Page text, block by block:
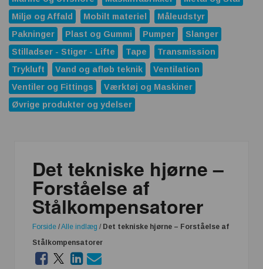
Miljø og Affald
Mobilt materiel
Måleudstyr
Pakninger
Plast og Gummi Pumper
Slanger
Stilladser - Stiger - Lifte
Tape
Transmission
Trykluft
Vand og afløb teknik
Ventilation
Ventiler og Fittings
Værktøj og Maskiner
Øvrige produkter og ydelser
Det tekniske hjørne –
Forståelse af
Stålkompensatorer
Forside /Alle indlæg / Det tekniske hjørne – Forståelse af
Stålkompensatorer